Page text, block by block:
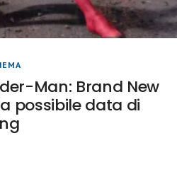
Man: Brand New
possibile data di